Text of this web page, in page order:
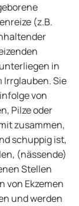
(z.B.
in
Irrglauben. Sie
von
Pilze oder
zusammen,
schuppig ist,
(nässende)
Stellen
von Ekzemen
und werden